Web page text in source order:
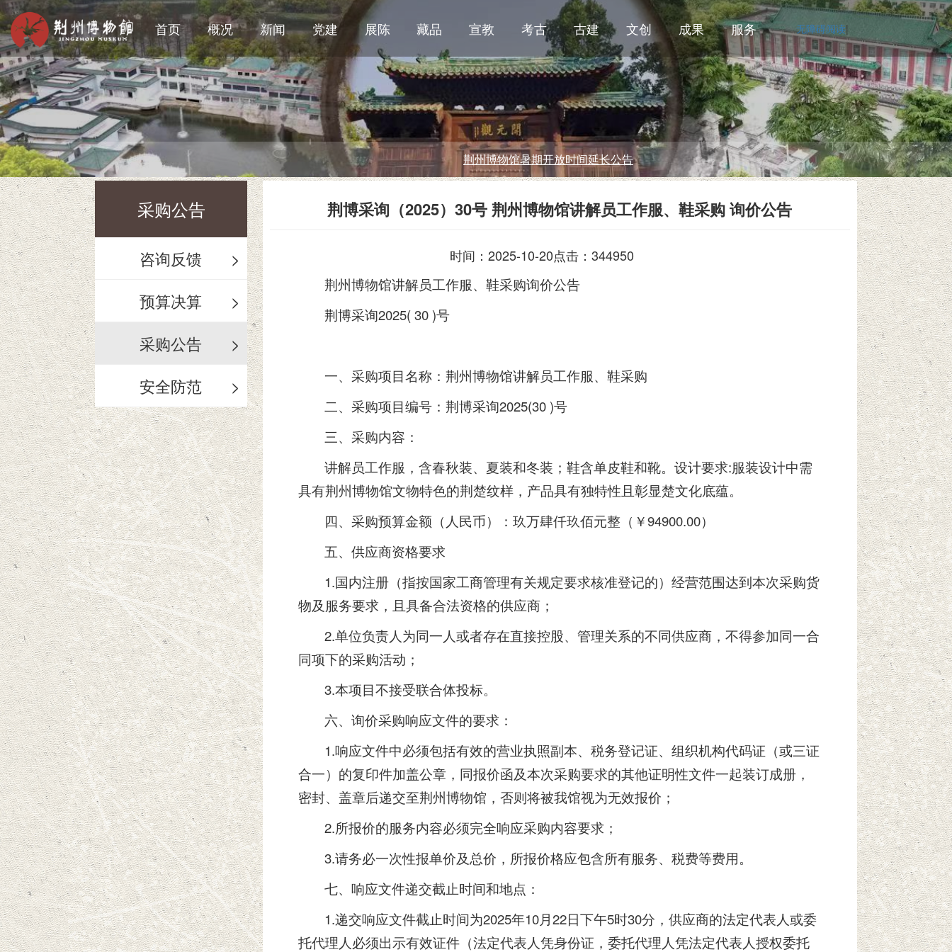
首页 概况 新闻 党建 展陈 藏品 宣教 考古 古建 文创 成果 服务 无障碍阅读|
荆州博物馆暑期开放时间延长公告
采购公告
咨询反馈
>
预算决算
>
采购公告
>
安全防范
>
荆博采询（2025）30号 荆州博物馆讲解员工作服、鞋采购 询价公告
时间：2025-10-20点击：344950
荆州博物馆讲解员工作服、鞋采购询价公告
荆博采询2025( 30 )号
一、采购项目名称：荆州博物馆讲解员工作服、鞋采购
二、采购项目编号：荆博采询2025(30 )号
三、采购内容：
讲解员工作服，含春秋装、夏装和冬装；鞋含单皮鞋和靴。设计要求:服装设计中需
具有荆州博物馆文物特色的荆楚纹样，产品具有独特性且彰显楚文化底蕴。
四、采购预算金额（人民币）：玖万肆仟玖佰元整（￥94900.00）
五、供应商资格要求
1.国内注册（指按国家工商管理有关规定要求核准登记的）经营范围达到本次采购货
物及服务要求，且具备合法资格的供应商；
2.单位负责人为同一人或者存在直接控股、管理关系的不同供应商，不得参加同一合
同项下的采购活动；
3.本项目不接受联合体投标。
六、询价采购响应文件的要求：
1.响应文件中必须包括有效的营业执照副本、税务登记证、组织机构代码证（或三证
合一）的复印件加盖公章，同报价函及本次采购要求的其他证明性文件一起装订成册，
密封、盖章后递交至荆州博物馆，否则将被我馆视为无效报价；
2.所报价的服务内容必须完全响应采购内容要求；
3.请务必一次性报单价及总价，所报价格应包含所有服务、税费等费用。
七、响应文件递交截止时间和地点：
1.递交响应文件截止时间为2025年10月22日下午5时30分，供应商的法定代表人或委
托代理人必须出示有效证件（法定代表人凭身份证，委托代理人凭法定代表人授权委托